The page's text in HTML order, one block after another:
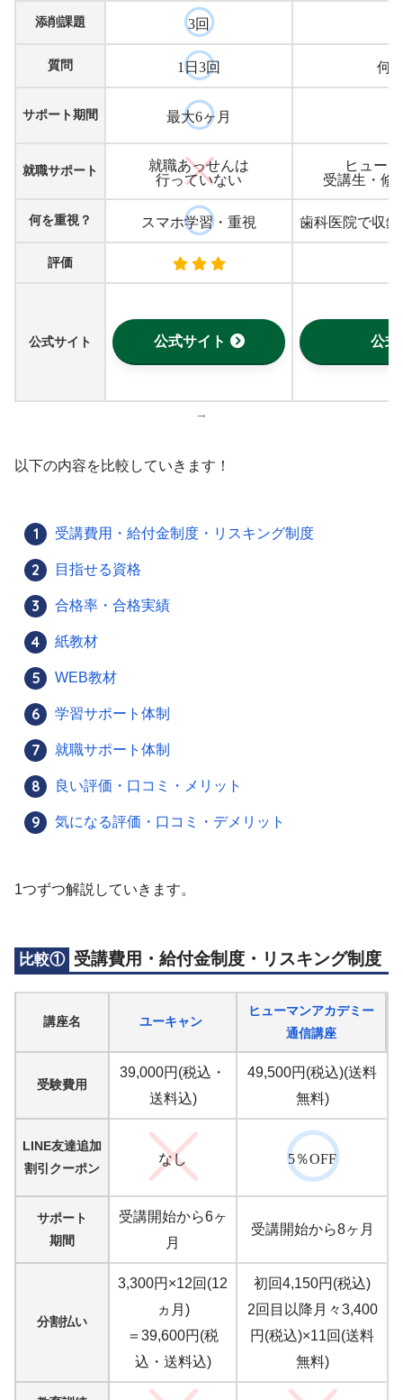
添削課題 3回
質問 1日3回 何
サポート期間 最大6ヶ月
就職サポート
就職あっせんは
行っていない
ヒュー
受講生・修
何を重視？ スマホ学習・重視 歯科医院で収
評価
公式サイト 公式サイト 公式
→
以下の内容を比較していきます！
受講費用・給付金制度・リスキング制度
目指せる資格
合格率・合格実績
紙教材
WEB教材
学習サポート体制
就職サポート体制
良い評価・口コミ・メリット
気になる評価・口コミ・デメリット
1つずつ解説していきます。
比較① 受講費用・給付金制度・リスキング制度
講座名 ユーキャン
ヒューマンアカデミー
通信講座
受験費用
39,000円(税込・
送料込)
49,500円(税込)(送料
無料)
LINE友達追加
割引クーポン
なし 5％OFF
サポート
期間
受講開始から6ヶ
月
受講開始から8ヶ月
分割払い
3,300円×12回(12
ヵ月)
＝39,600円(税
込・送料込)
初回4,150円(税込)
2回目以降月々3,400
円(税込)×11回(送料
無料)